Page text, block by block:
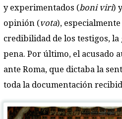
y experimentados (boni viri)
opinión (vota),
credibilidad de los testigos, la
pena. Por último, el acusado
ante Roma, que dictaba la
toda la documentación